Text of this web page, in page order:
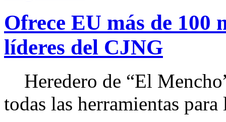
Ofrece EU más de 100
líderes del CJNG
Heredero de “El
todas las herramientas